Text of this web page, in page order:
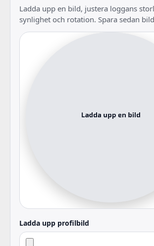
Ladda upp en bild, justera loggans
synlighet och rotation. Spara sedan
Ladda upp profilbild